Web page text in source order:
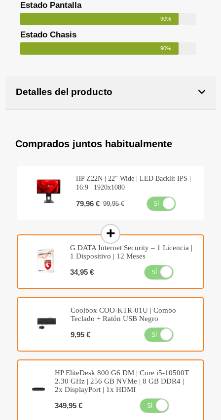
Estado Pantalla
90%
Estado Chasis
90%
Detalles del producto
Comprados juntos habitualmente
HP Z22N | 22" Wide | LED Backlit IPS |
16:9 | 1920x1080
79,96 € 99,95 € SÍ
G DATA Internet Security – 1 Licencia |
1 Dispositivo | 12 Meses
34,95 € SÍ
Coolbox COO-KTR-01U | Combo
Teclado + Ratón USB Negro
9,95 € SÍ
HP EliteDesk 800 G6 DM | Core i5-10500T
2.30 GHz | 256 GB NVMe | 8 GB DDR4 |
2x DisplayPort | 1x HDMI
349,95 € SÍ